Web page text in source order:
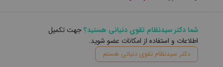
شما دکتر سیدنظام تقوی دنیانی هستید؟جهت تکمیل
اطلاعات و استفاده از امکانات عضو شوید.
دکتر سیدنظام تقوی دنیانی هستم